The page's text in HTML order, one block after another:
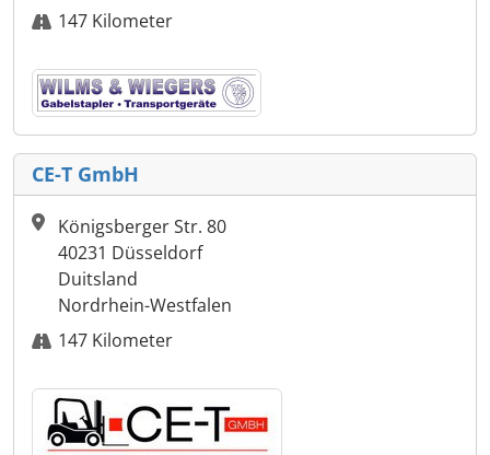
147 Kilometer
CE-T GmbH
Königsberger Str. 80
40231 Düsseldorf
Duitsland
Nordrhein-Westfalen
147 Kilometer